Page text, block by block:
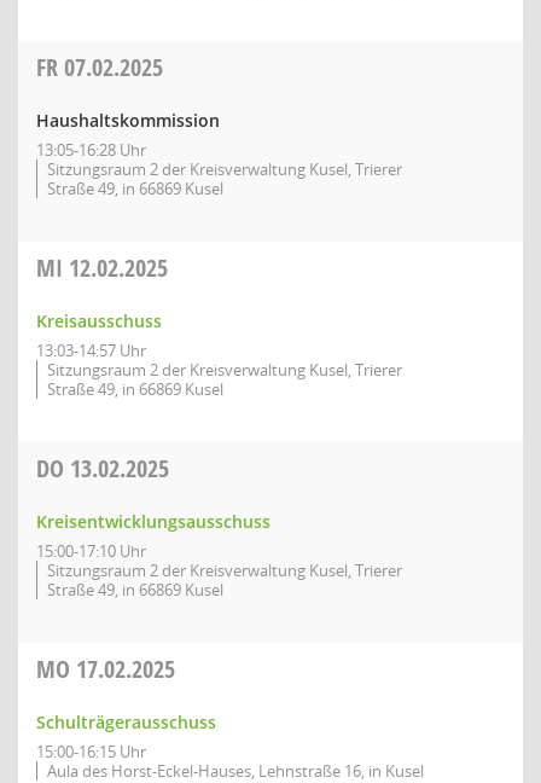
FR07.02.2025
Haushaltskommission
13:05-16:28 Uhr
Sitzungsraum 2 der Kreisverwaltung Kusel, Trierer
Straße 49, in 66869 Kusel
MI 12.02.2025
Kreisausschuss
13:03-14:57 Uhr
Sitzungsraum 2 der Kreisverwaltung Kusel, Trierer
Straße 49, in 66869 Kusel
DO 13.02.2025
Kreisentwicklungsausschuss
15:00-17:10 Uhr
Sitzungsraum 2 der Kreisverwaltung Kusel, Trierer
Straße 49, in 66869 Kusel
MO 17.02.2025
Schulträgerausschuss
15:00-16:15 Uhr
Aula des Horst-Eckel-Hauses, Lehnstraße 16, in Kusel